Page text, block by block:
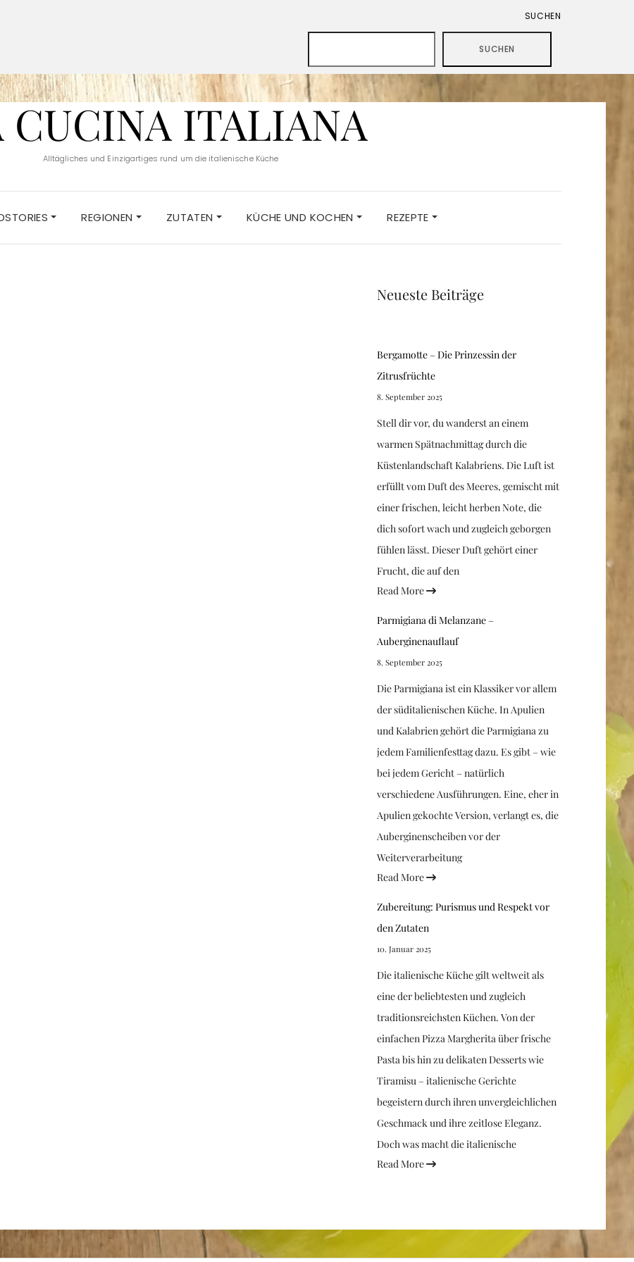
SUCHEN
SUCHEN
CUCINA ITALIANA
Alltägliches und Einzigartiges rund um die italienische Küche
REGIONEN ZUTATEN KÜCHE UND KOCHEN REZEPTE
Neueste Beiträge
Bergamotte – Die Prinzessin der
Zitrusfrüchte
8. September 2025
Stell dir vor, du wanderst an einem
warmen Spätnachmittag durch die
Küstenlandschaft Kalabriens. Die Luft ist
erfüllt vom Duft des Meeres, gemischt mit
einer frischen, leicht herben Note, die
dich sofort wach und zugleich geborgen
fühlen lässt. Dieser Duft gehört einer
Frucht, die auf den
Read More
Parmigiana di Melanzane –
Auberginenauflauf
8. September 2025
Die Parmigiana ist ein Klassiker vor allem
der süditalienischen Küche. In Apulien
und Kalabrien gehört die Parmigiana zu
jedem Familienfesttag dazu. Es gibt – wie
bei jedem Gericht – natürlich
verschiedene Ausführungen. Eine, eher in
Apulien gekochte Version, verlangt es, die
Auberginenscheiben vor der
Weiterverarbeitung
Read More
Zubereitung: Purismus und Respekt vor
den Zutaten
10. Januar 2025
Die italienische Küche gilt weltweit als
eine der beliebtesten und zugleich
traditionsreichsten Küchen. Von der
einfachen Pizza Margherita über frische
Pasta bis hin zu delikaten Desserts wie
Tiramisu – italienische Gerichte
begeistern durch ihren unvergleichlichen
Geschmack und ihre zeitlose Eleganz.
Doch was macht die italienische
Read More